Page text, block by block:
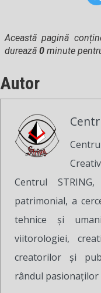
Această pagină
durează 0 minute
Autor
Centrul
patrimonial, a
tehnice şi
viitorologiei,
creatorilor şi
rândul pasionaţilor